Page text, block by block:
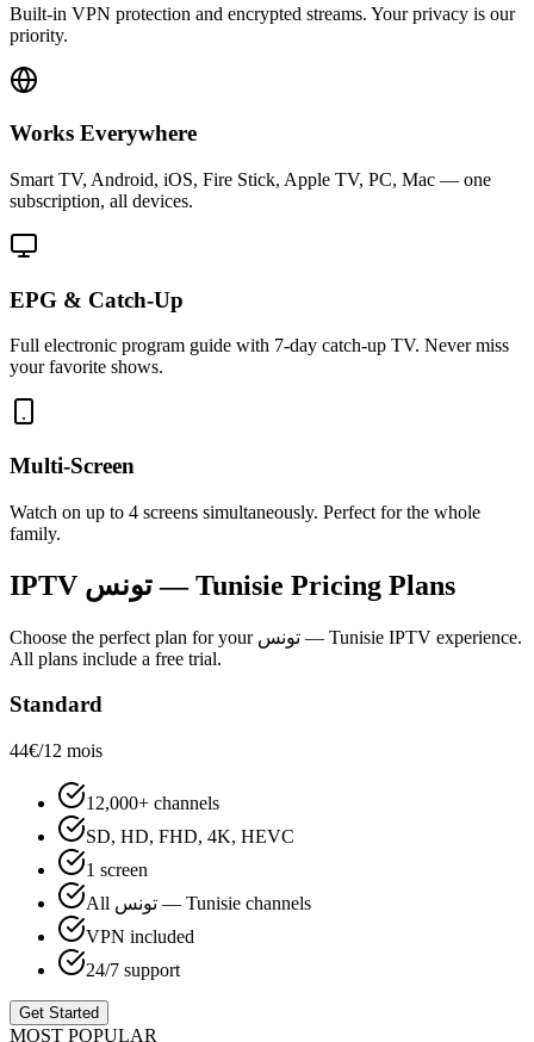
Built-in VPN protection and encrypted streams. Your privacy is our
priority.
Works Everywhere
Smart TV, Android, iOS, Fire Stick, Apple TV, PC, Mac — one
subscription, all devices.
EPG & Catch-Up
Full electronic program guide with 7-day catch-up TV. Never miss
your favorite shows.
Multi-Screen
Watch on up to 4 screens simultaneously. Perfect for the whole
family.
IPTV تونس — Tunisie Pricing Plans
Choose the perfect plan for your تونس — Tunisie IPTV experience.
All plans include a free trial.
Standard
44€/12 mois
12,000+ channels
SD, HD, FHD, 4K, HEVC
1 screen
All تونس — Tunisie channels
VPN included
24/7 support
Get Started
MOST POPULAR